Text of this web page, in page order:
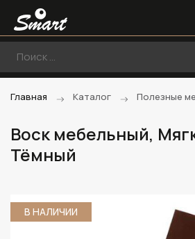
Главная Каталог Полезные
Воск мебельный,
Тёмный
В НАЛИЧИИ